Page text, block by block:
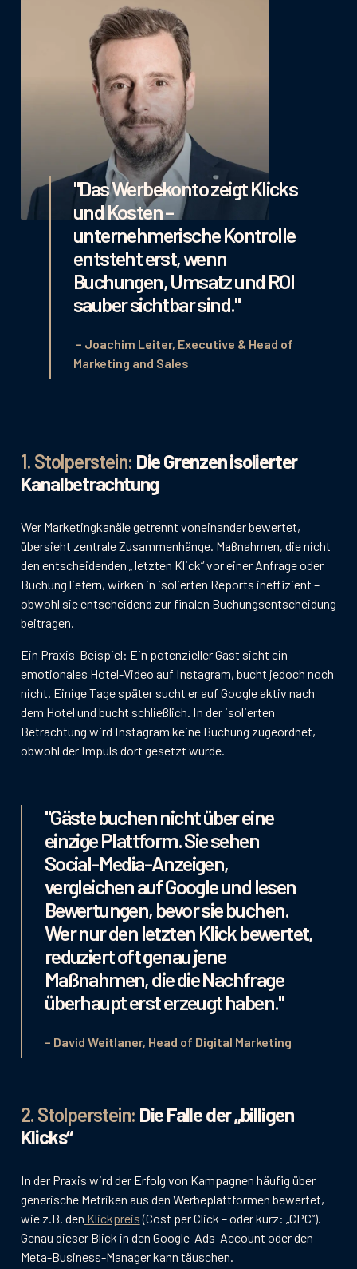
"Das Werbekonto zeigt Klicks
und Kosten –
unternehmerische Kontrolle
entsteht erst, wenn
Buchungen, Umsatz und ROI
sauber sichtbar sind."
– Joachim Leiter, Executive & Head of
Marketing and Sales
1. Stolperstein: Die Grenzen isolierter
Kanalbetrachtung
Wer Marketingkanäle getrennt voneinander bewertet,
übersieht zentrale Zusammenhänge. Maßnahmen, die nicht
den entscheidenden „ letzten Klick“ vor einer Anfrage oder
Buchung liefern, wirken in isolierten Reports ineffizient –
obwohl sie entscheidend zur finalen Buchungsentscheidung
beitragen.
Ein Praxis-Beispiel: Ein potenzieller Gast sieht ein
emotionales Hotel-Video auf Instagram, bucht jedoch noch
nicht. Einige Tage später sucht er auf Google aktiv nach
dem Hotel und bucht schließlich. In der isolierten
Betrachtung wird Instagram keine Buchung zugeordnet,
obwohl der Impuls dort gesetzt wurde.
"Gäste buchen nicht über eine
einzige Plattform. Sie sehen
Social-Media-Anzeigen,
vergleichen auf Google und lesen
Bewertungen, bevor sie buchen.
Wer nur den letzten Klick bewertet,
reduziert oft genau jene
Maßnahmen, die die Nachfrage
überhaupt erst erzeugt haben."
– David Weitlaner, Head of Digital Marketing
2. Stolperstein: Die Falle der „billigen
Klicks“
In der Praxis wird der Erfolg von Kampagnen häufig über
generische Metriken aus den Werbeplattformen bewertet,
wie z.B. den Klickpreis(Cost per Click – oder kurz: „CPC“).
Genau dieser Blick in den Google-Ads-Account oder den
Meta-Business-Manager kann täuschen.